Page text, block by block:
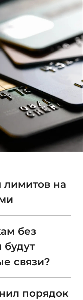
лимитов на
без
будут
связи?
порядок